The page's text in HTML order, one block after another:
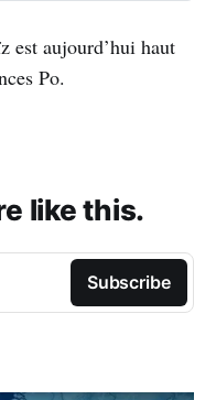
est aujourd’hui haut
Po.
like this.
Subscribe